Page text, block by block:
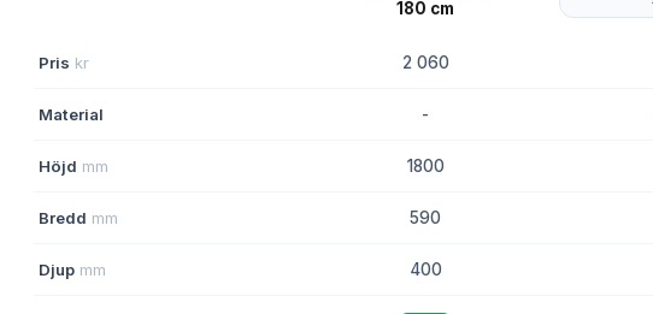
Pris kr 2 060
Material -
Höjd mm 1800
Bredd mm 590
Djup mm 400